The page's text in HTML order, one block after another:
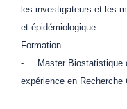
les investigateurs et les
et épidémiologique.
Formation
- Master Biostatistique
expérience en Recherche